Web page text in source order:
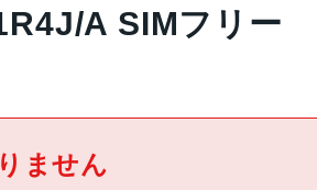
A SIMフリー
ません